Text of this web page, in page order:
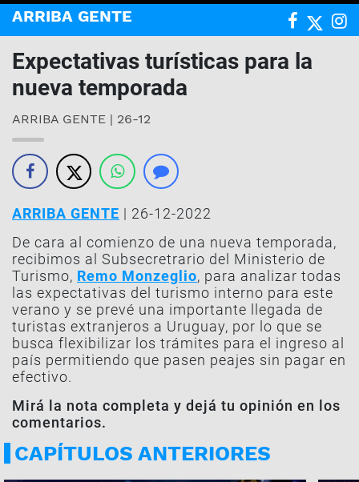
ARRIBA GENTE
Expectativas turísticas para la
nueva temporada
ARRIBA GENTE | 26-12
ARRIBA GENTE | 26-12-2022
De cara al comienzo de una nueva temporada,
recibimos al Subsecretrario del Ministerio de
Turismo, Remo Monzeglio, para analizar todas
las expectativas del turismo interno para este
verano y se prevé una importante llegada de
turistas extranjeros a Uruguay, por lo que se
busca flexibilizar los trámites para el ingreso al
país permitiendo que pasen peajes sin pagar en
efectivo.
Mirá la nota completa y dejá tu opinión en los
comentarios.
CAPÍTULOS ANTERIORES